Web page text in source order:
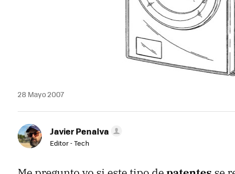
28 Mayo 2007
Javier Penalva
Editor - Tech